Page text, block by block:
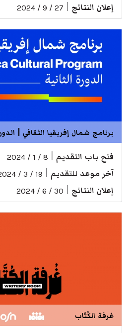
إعلان النتائج 27 / 9 / 2024
برنامج شمال إفريقيا الثقافي |
فتح باب التقديم 8 / 1 / 2024
آخر موعد للتقديم 19 / 3 / 2024
إعلان النتائج 30 / 6 / 2024
غرفة الكُتّاب